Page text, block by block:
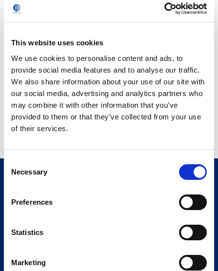
This website uses cookies
We use cookies to personalise content and ads, to
provide social media features and to analyse our traffic.
We also share information about your use of our site with
our social media, advertising and analytics partners who
may combine it with other information that you’ve
provided to them or that they’ve collected from your use
of their services.
Selection
Necessary
Preferences
Statistics
Marketing
beizutreten oder mit unserem Unternehmen
zusammenzuarbeiten, geben Sie in diesem Abschnitt Ihre
Daten und Ihren Lebenslauf ein.
Arbeite mit uns Formular